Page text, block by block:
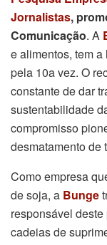
Jornalistas,
Comunicação. A
e alimentos, tem
pela 10avez. O
constante de dar
sustentabilidade
compromisso
desmatamento de
Como empresa
de soja, a Bunge
responsável
cadeias de